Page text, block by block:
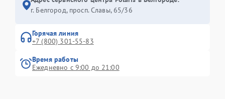
г. Белгород, просп. Славы, 65/36
Горячая линия
+7 (800) 301-55-83
Время работы
Ежедневно с 9:00 до 21:00